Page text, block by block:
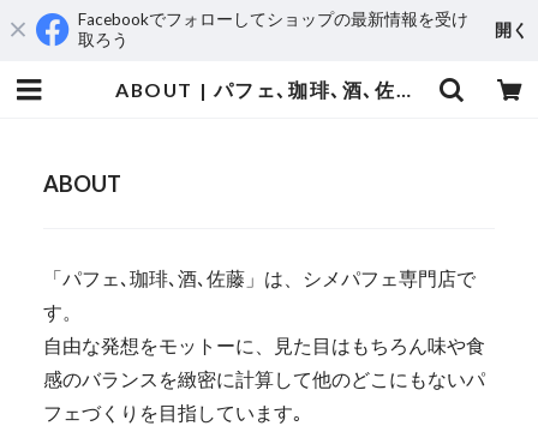
Facebookでフォローしてショップの最新情報を受け
取ろう
開く
ABOUT | パフェ､珈琲､酒､佐藤／佐藤堂
ABOUT
「パフェ､珈琲､酒､佐藤」は、シメパフェ専門店で
す。
自由な発想をモットーに、見た目はもちろん味や食
感のバランスを緻密に計算して他のどこにもないパ
フェづくりを目指しています｡